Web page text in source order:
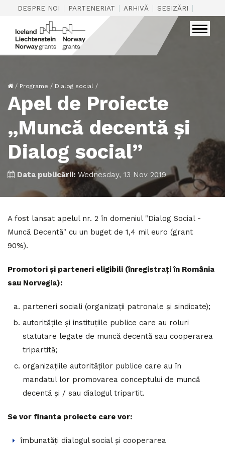
DESPRE NOI | PARTENERIAT | ARHIVĂ | SESIZĂRI |
/ Programe / Dialog social /
Apel de Proiecte
„Muncă decentă și
Dialog social”
Data publicării: Wednesday, 13 Nov 2019
A fost lansat apelul nr. 2 în domeniul "Dialog Social -
Muncă Decentă" cu un buget de 1,4 mil euro (grant
90%).
Promotori și parteneri eligibili (înregistrați în România
sau Norvegia):
parteneri sociali (organizații patronale și sindicate);
autoritățile și instituțiile publice care au roluri
statutare legate de muncă decentă sau cooperarea
tripartită;
organizațiile autorităților publice care au în
mandatul lor promovarea conceptului de muncă
decentă și / sau dialogul tripartit.
Se vor finanta proiecte care vor:
îmbunatăți dialogul social și cooperarea